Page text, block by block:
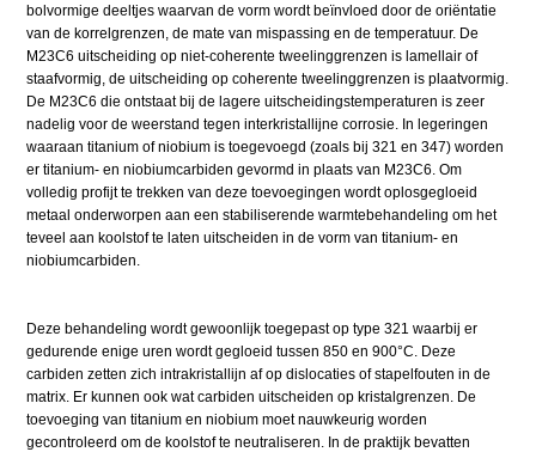
bolvormige deeltjes waarvan de vorm wordt beïnvloed door de oriëntatie
van de korrelgrenzen, de mate van mispassing en de temperatuur. De
M23C6 uitscheiding op niet-coherente tweelinggrenzen is lamellair of
staafvormig, de uitscheiding op coherente tweelinggrenzen is plaatvormig.
De M23C6 die ontstaat bij de lagere uitscheidingstemperaturen is zeer
nadelig voor de weerstand tegen interkristallijne corrosie. In legeringen
waaraan titanium of niobium is toegevoegd (zoals bij 321 en 347) worden
er titanium- en niobiumcarbiden gevormd in plaats van M23C6. Om
volledig profijt te trekken van deze toevoegingen wordt oplosgegloeid
metaal onderworpen aan een stabiliserende warmtebehandeling om het
teveel aan koolstof te laten uitscheiden in de vorm van titanium- en
niobiumcarbiden.
Deze behandeling wordt gewoonlijk toegepast op type 321 waarbij er
gedurende enige uren wordt gegloeid tussen 850 en 900°C. Deze
carbiden zetten zich intrakristallijn af op dislocaties of stapelfouten in de
matrix. Er kunnen ook wat carbiden uitscheiden op kristalgrenzen. De
toevoeging van titanium en niobium moet nauwkeurig worden
gecontroleerd om de koolstof te neutraliseren. In de praktijk bevatten